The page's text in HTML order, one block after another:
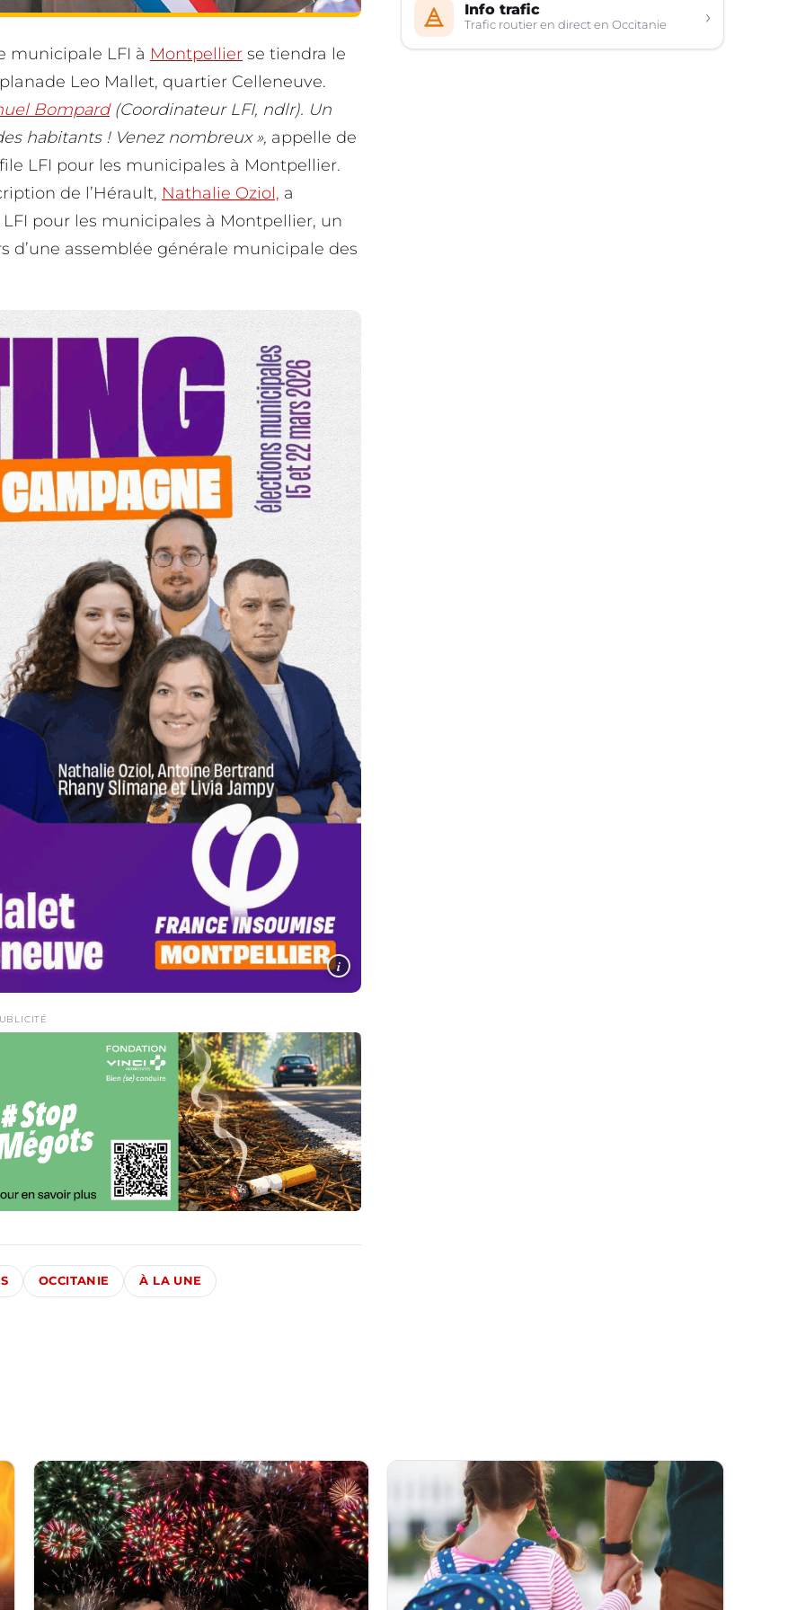
municipale LFI à Montpellier se tiendra le
Leo Mallet, quartier Celleneuve.
Bompard(Coordinateur LFI, ndlr). Un
habitants ! Venez nombreux », appelle de
LFI pour les municipales à Montpellier.
de l’Hérault, Nathalie Oziol, a
pour les municipales à Montpellier, un
d’une assemblée générale municipale des
i
OCCITANIE À LA UNE
Info trafic
Trafic routier en direct en Occitanie ›